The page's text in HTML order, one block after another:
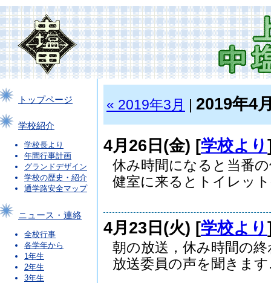
トップページ
学校紹介
学校長より
年間行事計画
グランドデザイン
学校の歴史・紹介
通学路安全マップ
ニュース・連絡
全校行事
各学年から
1年生
2年生
3年生
« 2019年3月 2019年4
4月26日(金) [学校より
休み時間になると当番
健室に来るとトイレッ
4月23日(火) [学校より
朝の放送，休み時間の
放送委員の声を聞きます